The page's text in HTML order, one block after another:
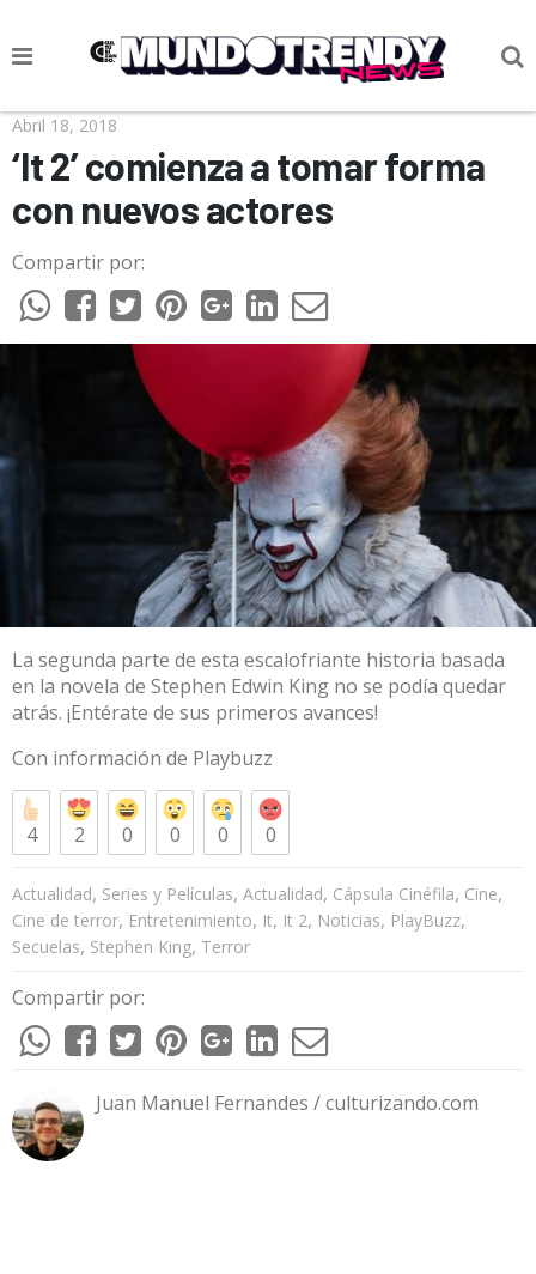
NOTICIAS
CULTURA POP
CIENCIA Y TECNOLOGÍA
VIDA
SOCIEDAD
CULTURIZANDO.COM
Abril 18, 2018
‘It 2’ comienza a tomar forma
con nuevos actores
Compartir por:
La segunda parte de esta escalofriante historia basada
en la novela de Stephen Edwin King no se podía quedar
atrás. ¡Entérate de sus primeros avances!
Con información de Playbuzz
4 2 0 0 0 0
Actualidad, Series y Películas, Actualidad, Cápsula Cinéfila, Cine,
Cine de terror, Entretenimiento, It, It 2, Noticias, PlayBuzz,
Secuelas, Stephen King, Terror
Compartir por:
Juan Manuel Fernandes / culturizando.com